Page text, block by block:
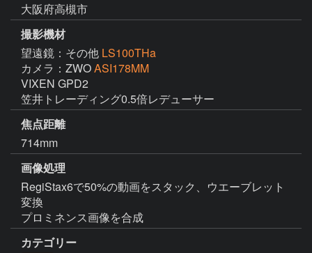
大阪府高槻市
撮影機材
望遠鏡：その他 LS100THa
カメラ：ZWOASI178MM
VIXEN GPD2
笠井トレーディング0.5倍レデューサー
焦点距離
714mm
画像処理
RegiStax6で50%の動画をスタック、ウエーブレット
変換
プロミネンス画像を合成
カテゴリー